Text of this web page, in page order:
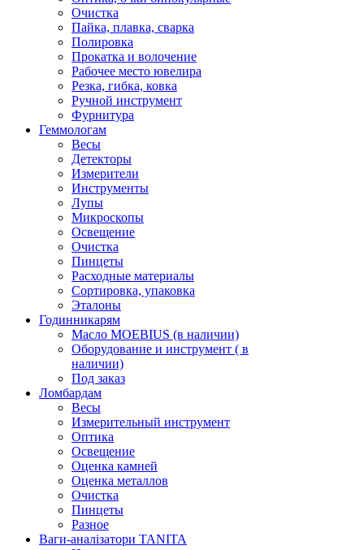
Очистка
Пайка, плавка, сварка
Полировка
Прокатка и волочение
Рабочее место ювелира
Резка, гибка, ковка
Ручной инструмент
Фурнитура
Геммологам
Весы
Детекторы
Измерители
Инструменты
Лупы
Микроскопы
Освещение
Очистка
Пинцеты
Расходные материалы
Сортировка, упаковка
Эталоны
Годинникарям
Масло MOEBIUS (в наличии)
Оборудование и инструмент ( в
наличии)
Под заказ
Ломбардам
Весы
Измерительный инструмент
Оптика
Освещение
Оценка камней
Оценка металлов
Очистка
Пинцеты
Разное
Ваги-аналізатори TANITA